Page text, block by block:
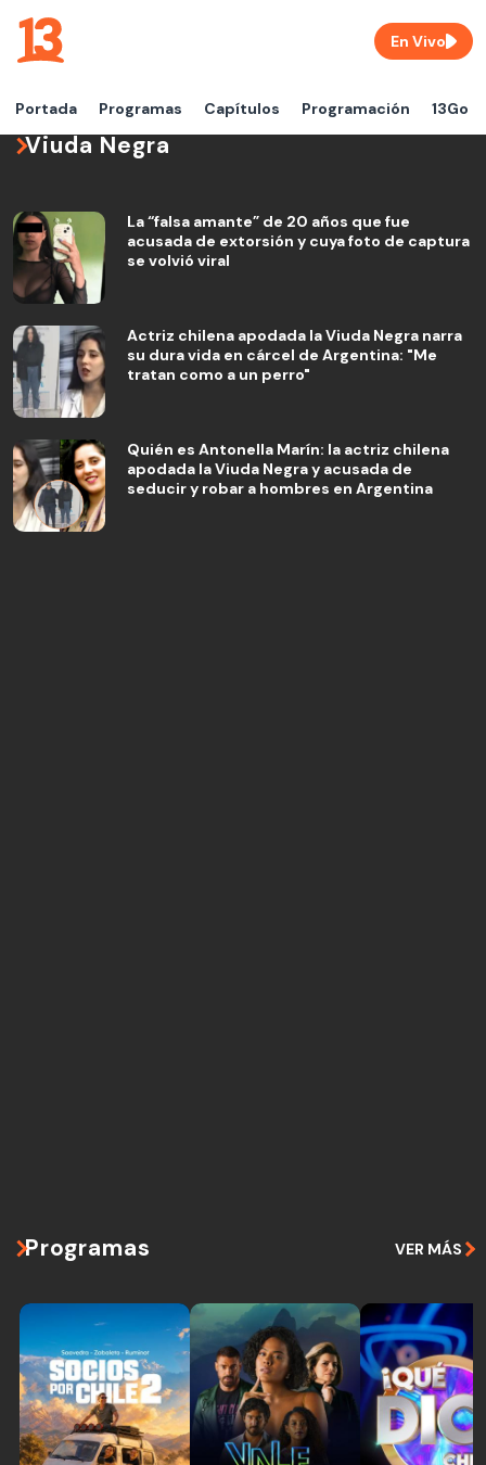
Portada Programas Capítulos Programación 13Go
En Vivo
Viuda Negra
La “falsa amante” de 20 años que fue
acusada de extorsión y cuya foto de captura
se volvió viral
Actriz chilena apodada la Viuda Negra narra
su dura vida en cárcel de Argentina: "Me
tratan como a un perro"
Quién es Antonella Marín: la actriz chilena
apodada la Viuda Negra y acusada de
seducir y robar a hombres en Argentina
Programas VER MÁS